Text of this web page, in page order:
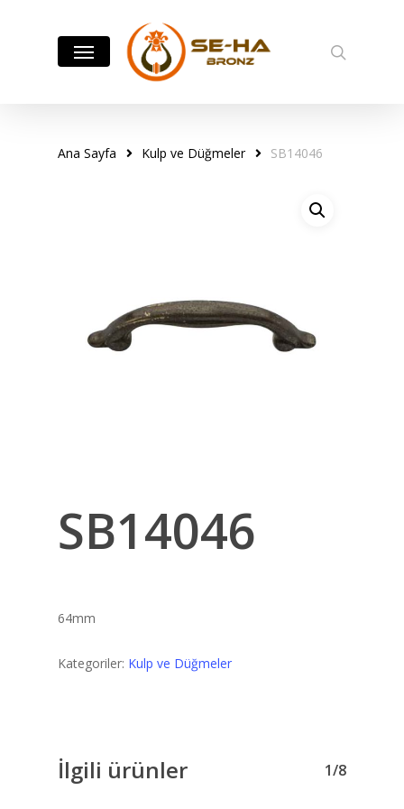
Menu
Ana Sayfa Kulp ve Düğmeler SB14046
SB14046
64mm
Kategoriler: Kulp ve Düğmeler
İlgili ürünler 1/8